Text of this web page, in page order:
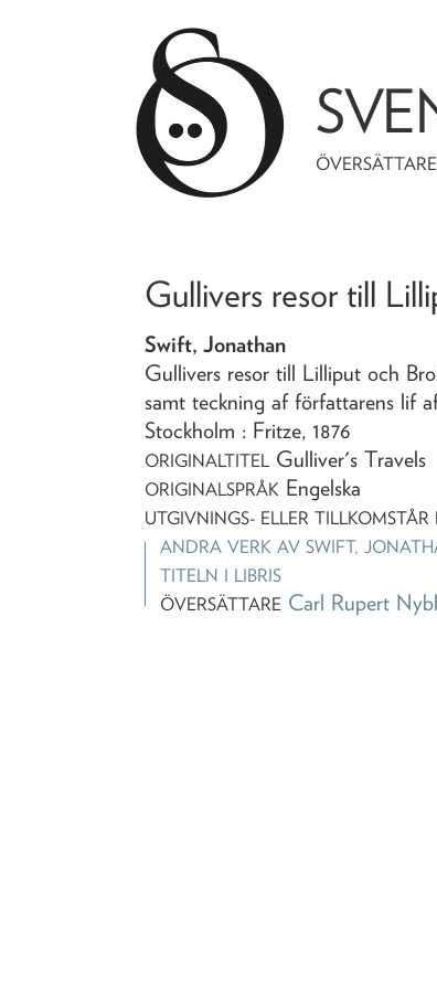
ÖVERSÄTTARE
Gullivers resor till
Swift, Jonathan
Gullivers resor till Lilliput och
samt teckning af författarens lif
Stockholm : Fritze,1876
ORIGINALTITEL Gulliver's Travels
ORIGINALSPRÅK Engelska
UTGIVNINGS- ELLER
ANDRA VERK AVSWIFT,
TITELN I LIBRIS
ÖVERSÄTTARE Carl Rupert